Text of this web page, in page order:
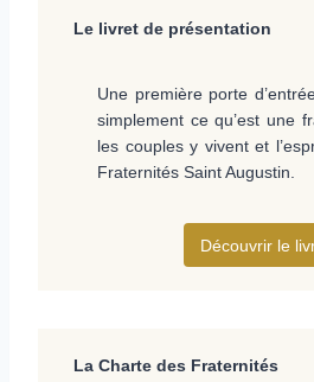
Le livret de présentation
Une première porte
simplement ce qu’est une
les couples y vivent et
Fraternités Saint Augustin.
Découvrir le
La Charte des Fraternités